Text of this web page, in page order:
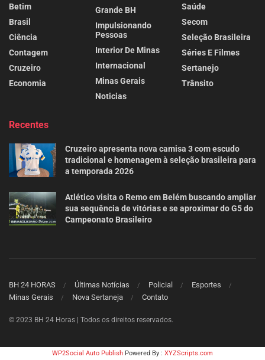
Betim
Brasil
Ciência
Contagem
Cruzeiro
Economia
Grande BH
Impulsionando
Pessoas
Interior De Minas
Internacional
Minas Gerais
Noticias
Saúde
Secom
Seleção Brasileira
Séries E Filmes
Sertanejo
Trânsito
Recentes
Cruzeiro apresenta nova camisa 3 com escudo
tradicional e homenagem à seleção brasileira para
a temporada 2026
Atlético visita o Remo em Belém buscando ampliar
sua sequência de vitórias e se aproximar do G5 do
Campeonato Brasileiro
BH 24 HORAS Últimas Notícias Policial
Esportes
Minas Gerais
Nova Sertaneja Contato
© 2023 BH 24 Horas | Todos os direitos reservados.
WP2Social Auto Publish Powered By : XYZScripts.com